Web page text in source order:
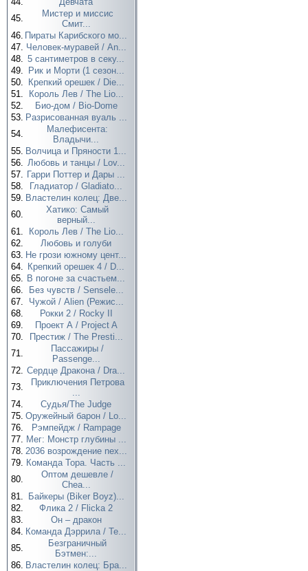
45.
Мистер и миссис
Смит...
46. Пираты Карибского мо...
47. Человек-муравей / An...
48. 5 сантиметров в секу...
49.
Рик и Морти (1 сезон...
50.
Крепкий орешек / Die...
51.
Король Лев / The Lio...
52.
Био-дом / Bio-Dome
53. Разрисованная вуаль ...
54.
Малефисента:
Владычи...
55. Волчица и Пряности 1...
56. Любовь и танцы / Lov...
57. Гарри Поттер и Дары ...
58.
Гладиатор / Gladiato...
59. Властелин колец: Две...
60.
Хатико: Самый
верный...
61.
Король Лев / The Lio...
62.
Любовь и голуби
63. Не грози южному цент...
64. Крепкий орешек 4 / D...
65. В погоне за счастьем...
66.
Без чувств / Sensele...
67.
Чужой / Alien (Режис...
68.
Рокки 2 / Rocky II
69.
Проект А / Project A
70.
Престиж / The Presti...
71.
Пассажиры /
Passenge...
72. Сердце Дракона / Dra...
73.
Приключения Петрова
...
74.
Судья/The Judge
75. Оружейный барон / Lo...
76.
Рэмпейдж / Rampage
77. Мег: Монстр глубины ...
78. 2036 возрождение nex...
79. Команда Тора. Часть ...
80.
Оптом дешевле /
Chea...
81.
Байкеры (Biker Boyz)...
82.
Флика 2 / Flicka 2
83.
Он – дракон
84. Команда Дэррила / Te...
85.
Безграничный
Бэтмен:...
86. Властелин колец: Бра...